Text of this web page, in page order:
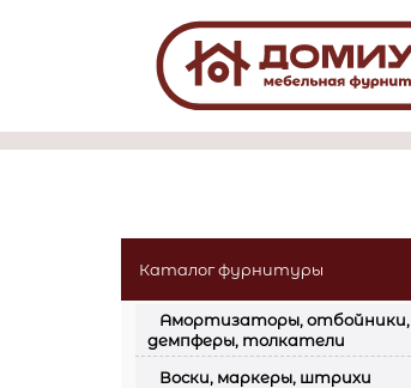
Каталог фурнитуры
Амортизаторы, отбойники,
демпферы, толкатели
Воски, маркеры, штрихи